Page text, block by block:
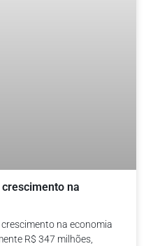
na
crescimento na economia
R$ 347 milhões,